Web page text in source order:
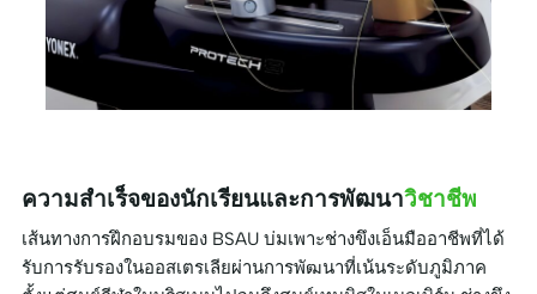
ความสำเร็จของนักเรียนและการพัฒนาวิชาชีพ
เส้นทางการฝึกอบรมของ BSAU บ่มเพาะช่างขึงเอ็นมืออาชีพที่ได้
รับการรับรองในออสเตรเลียผ่านการพัฒนาที่เน้นระดับภูมิภาค